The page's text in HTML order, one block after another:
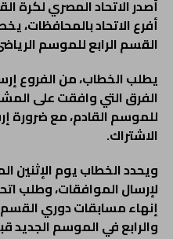
أفرع الاتحاد
القسم الرابع للموسم الرياضي 2025/
يطلب الخطاب، من الفروع
الفرق التي وافقت على
للموسم القادم، مع ضرورة
الاشتراك.
لإرسال الموافقات، وطلب
إنهاء مسابقات دوري القسم
والرابع في الموسم الجديد قبل 16 مايو